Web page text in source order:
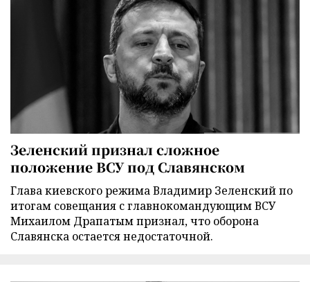
Зеленский признал сложное
положение ВСУ под Славянском
Глава киевского режима Владимир Зеленский по
итогам совещания с главнокомандующим ВСУ
Михаилом Драпатым признал, что оборона
Славянска остается недостаточной.